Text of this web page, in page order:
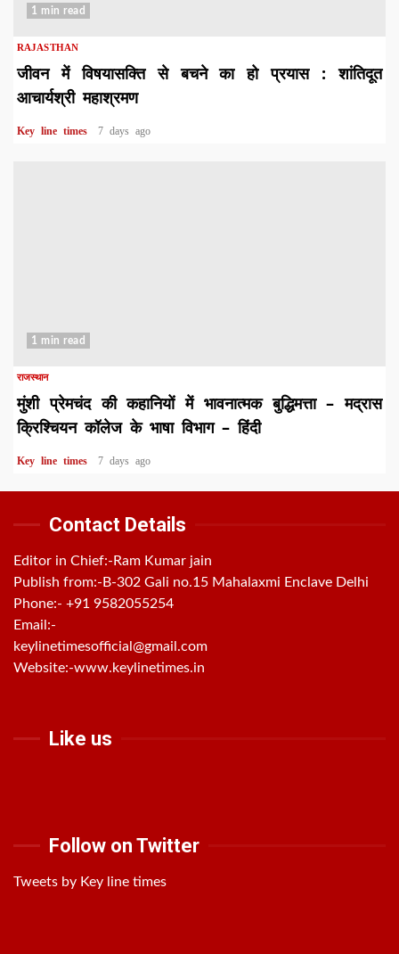
1 min read
RAJASTHAN
जीवन में विषयासक्ति से बचने का हो प्रयास : शांतिदूत
आचार्यश्री महाश्रमण
Key line times 7 days ago
1 min read
राजस्थान
मुंशी प्रेमचंद की कहानियों में भावनात्मक बुद्धिमत्ता – मद्रास
क्रिश्चियन कॉलेज के भाषा विभाग – हिंदी
Key line times 7 days ago
Contact Details
Editor in Chief:-Ram Kumar jain
Publish from:- B-302 Gali no.15 Mahalaxmi Enclave Delhi
Phone:- +91 9582055254
Email:-
keylinetimesofficial@gmail.com
Website:-www.keylinetimes.in
Like us
Follow on Twitter
Tweets by Key line times